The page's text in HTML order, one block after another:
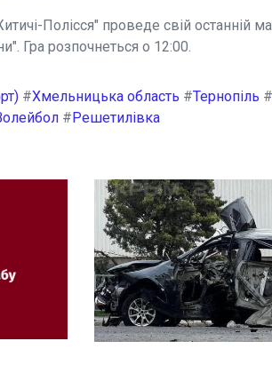
Полісся" проведе свій останній
Гра розпочнеться о 12:00.
#Хмельницька область #Тернопіль #
# Решетилівка